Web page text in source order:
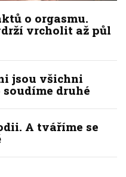
o orgasmu.
vrcholit až půl
jsou všichni
druhé
A tváříme se